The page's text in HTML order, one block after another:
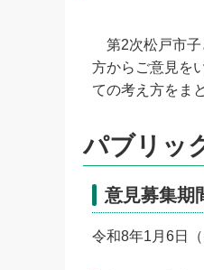
第2次松戸市子
方からご意見を
ての考え方をま
パブリッ
意見募集期
令和8年1月6日